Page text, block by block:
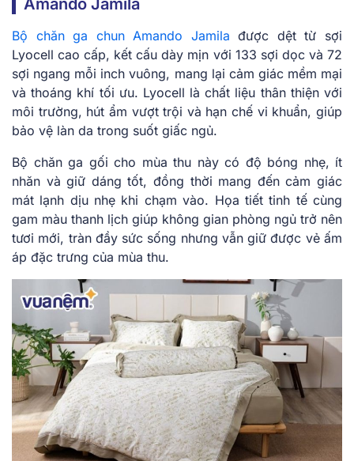
Bộ chăn ga chun Amando Jamila được dệt từ sợi
Lyocell cao cấp, kết cấu dày mịn với 133 sợi dọc và 72
sợi ngang mỗi inch vuông, mang lại cảm giác mềm mại
và thoáng khí tối ưu. Lyocell là chất liệu thân thiện với
môi trường, hút ẩm vượt trội và hạn chế vi khuẩn, giúp
bảo vệ làn da trong suốt giấc ngủ.
Bộ chăn ga gối cho mùa thu này có độ bóng nhẹ, ít
nhăn và giữ dáng tốt, đồng thời mang đến cảm giác
mát lạnh dịu nhẹ khi chạm vào. Họa tiết tinh tế cùng
gam màu thanh lịch giúp không gian phòng ngủ trở nên
tươi mới, tràn đầy sức sống nhưng vẫn giữ được vẻ ấm
áp đặc trưng của mùa thu.